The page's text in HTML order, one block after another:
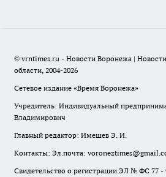
© vrntimes.ru - Новости Воронежа |
области, 2004-2026
Сетевое издание «Время Воронежа»
Учредитель: Индивидуальный
Владимирович
Главный редактор: Имешев Э. И.
Контакты: Эл.почта:
Свидетельство о регистрации ЭЛ № ФС 77 -